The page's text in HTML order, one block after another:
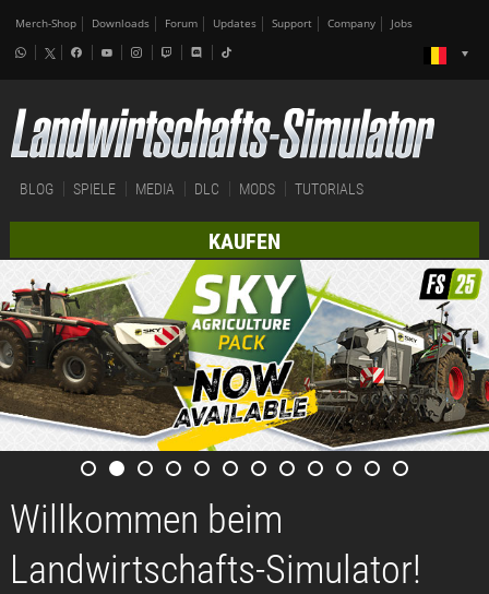
Merch-Shop Downloads Forum Updates Support Company Jobs
BLOG SPIELE MEDIA DLC MODS TUTORIALS
KAUFEN
Willkommen beim
Landwirtschafts-Simulator!